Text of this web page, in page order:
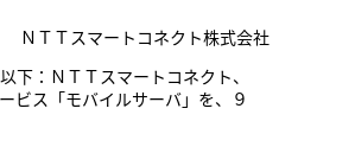
ＮＴＴスマートコネクト株式会社
：ＮＴＴスマートコネクト、
ビス「モバイルサーバ」を、９